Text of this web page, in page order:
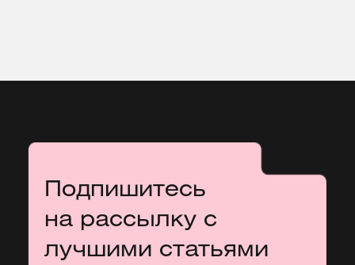
Подпишитесь
на рассылку с
лучшими статьями